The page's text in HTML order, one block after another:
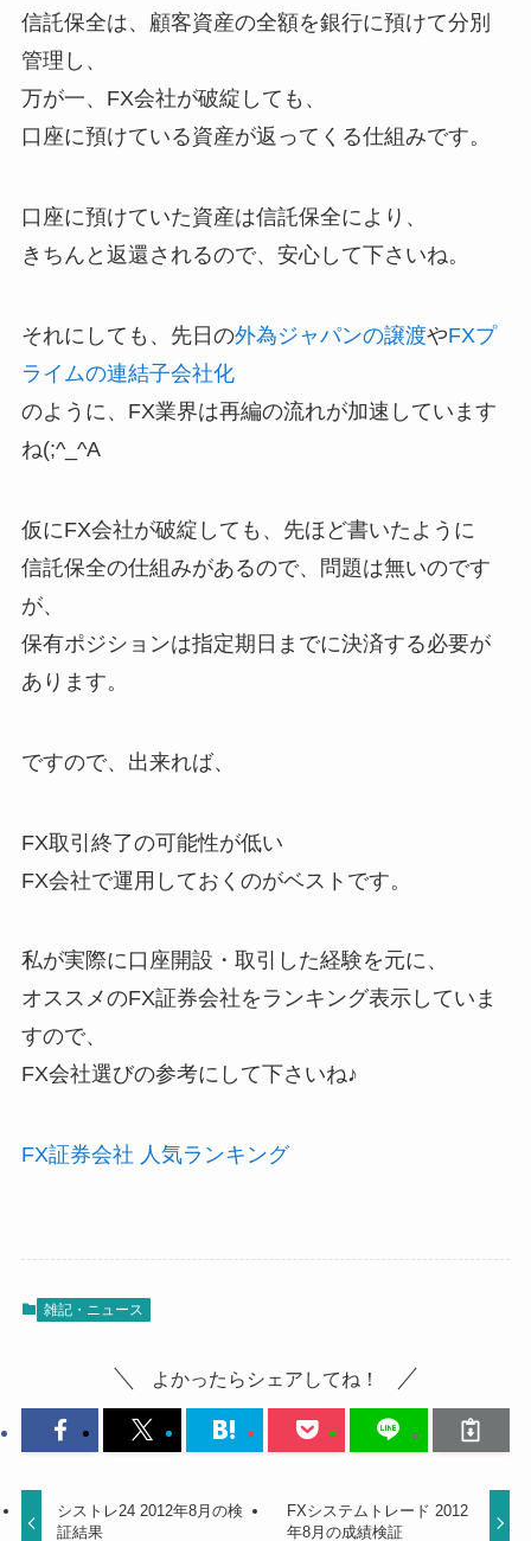
信託保全は、顧客資産の全額を銀行に預けて分別
管理し、
万が一、FX会社が破綻しても、
口座に預けている資産が返ってくる仕組みです。
口座に預けていた資産は信託保全により、
きちんと返還されるので、安心して下さいね。
それにしても、先日の外為ジャパンの譲渡やFXプ
ライムの連結子会社化
のように、FX業界は再編の流れが加速しています
ね(;^_^A
仮にFX会社が破綻しても、先ほど書いたように
信託保全の仕組みがあるので、問題は無いのです
が、
保有ポジションは指定期日までに決済する必要が
あります。
ですので、出来れば、
FX取引終了の可能性が低い
FX会社で運用しておくのがベストです。
私が実際に口座開設・取引した経験を元に、
オススメのFX証券会社をランキング表示していま
すので、
FX会社選びの参考にして下さいね♪
FX証券会社 人気ランキング
雑記・ニュース
よかったらシェアしてね！
シストレ24 2012年8月の検
証結果
FXシステムトレード 2012
年8月の成績検証